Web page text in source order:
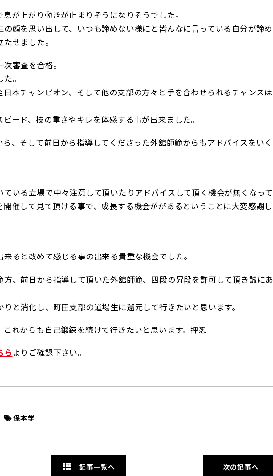
が上がり動きが止まりそうになりそうでした。
顔を思い出して、いつも諦めない様にと皆んなに言っている自分が諦め
せました。
審査を合格。
。
本チャンピオン、そして他の支部の方々と手を合わせられるチャンスは
ード、技の重さやキレを体感する事が出来ました。
、そして前日から指導してくださった外舘師範からもアドバイスをいく
いる立場で中々注意して頂いたりアドバイスして頂く機会が無くなって
催して見て頂ける事で、成長する機会ががあるということに大変感謝し
ると改めて感じる事の出来る貴重な機会でした。
、前日から指導して頂いた外舘師範、四段の昇段を許可して頂き誠にあ
と消化し、町田支部の道場生に還元して行きたいと思います。
れからも自己鍛錬を続けて行きたいと思います。押忍
ら よりご確認下さい。
保本学
記事一覧へ 次の記事へ